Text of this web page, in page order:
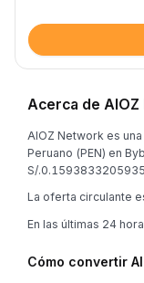
Acerca de
AIOZ Network es
Peruano (PEN) en
S/
La oferta circulante
En las últimas 24
Cómo convertir